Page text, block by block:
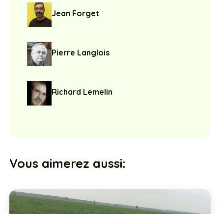
Jean Forget
Pierre Langlois
Richard Lemelin
Vous aimerez aussi: